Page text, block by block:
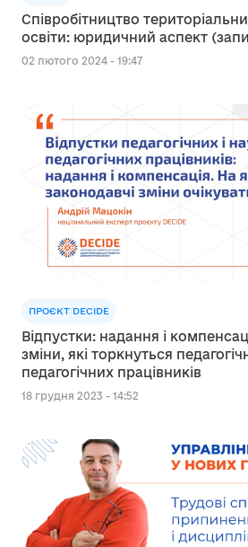
Співробітництво
освіти: юридичний аспект
02 лютого 2024 - 19:47
ПРОЄКТ DECIDE
Відпустки: надання і
зміни, які торкнуться
педагогічних працівників
18 грудня 2023 - 14:52